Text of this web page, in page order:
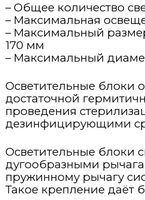
– Общее количество
– Максимальная
– Максимальный
170 мм
– Максимальный
Осветительные блоки
достаточной
проведения
дезинфицирующими
Осветительные блоки
дугообразными
пружинному рычагу
Такое крепление даёт